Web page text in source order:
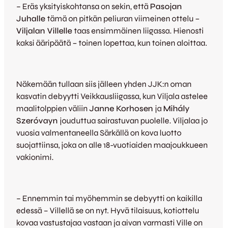
– Eräs yksityiskohtansa on sekin, että Pasojan
Juhalle tämä on pitkän peliuran viimeinen ottelu –
Viljalan Villelle taas ensimmäinen liigassa. Hienosti
kaksi ääripäätä – toinen lopettaa, kun toinen aloittaa.
Näkemään tullaan siis jälleen yhden JJK:n oman
kasvatin debyytti Veikkausliigassa, kun Viljala astelee
maalitolppien väliin Janne Korhosen ja Mihály
Szeróvayn jouduttua sairastuvan puolelle. Viljalaa jo
vuosia valmentaneella Särkällä on kova luotto
suojattiinsa, joka on alle 18-vuotiaiden maajoukkueen
vakionimi.
– Ennemmin tai myöhemmin se debyytti on kaikilla
edessä – Villellä se on nyt. Hyvä tilaisuus, kotiottelu
kovaa vastustajaa vastaan ja aivan varmasti Ville on